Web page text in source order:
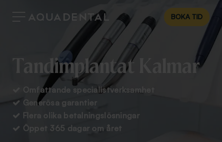
BOKA TID
Tandimplantat Kalmar
Omfattande specialistverksamhet
 Generösa garantier
 Flera olika betalningslösningar
 Öppet 365 dagar om året